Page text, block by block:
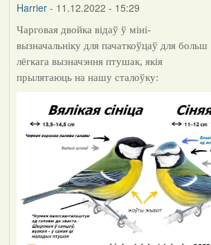
Harrier- 11.12.2022 - 15:29
Чарговая двойка відаў ў міні-
вызначальніку для пачаткоўцаў для больш
лёгкага вызначэння птушак, якія
прылятаюць на нашу сталоўку: